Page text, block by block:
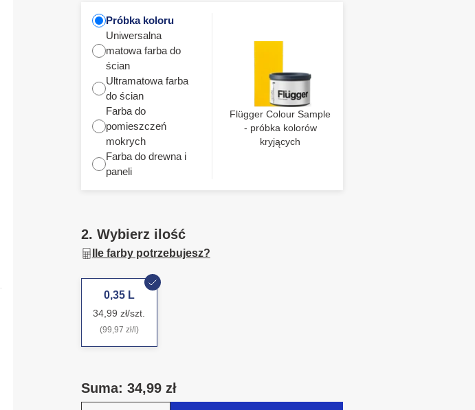
Próbka koloru
Uniwersalna
matowa farba do
ścian
Ultramatowa farba
do ścian
Farba do
pomieszczeń
mokrych
Farba do drewna i
paneli
Flügger Colour Sample
- próbka kolorów
kryjących
2. Wybierz ilość
Ile farby potrzebujesz?
0,35 L
34,99 zł/szt.
(99,97 zł/l)
Suma: 34,99 zł